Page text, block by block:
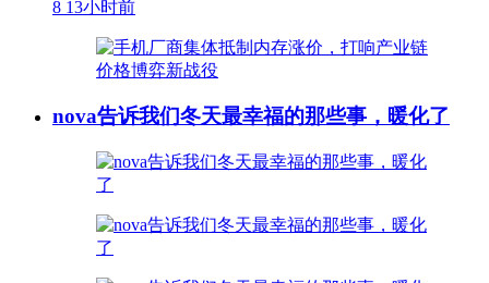
8 13小时前
nova告诉我们冬天最幸福的那些事，暖化了